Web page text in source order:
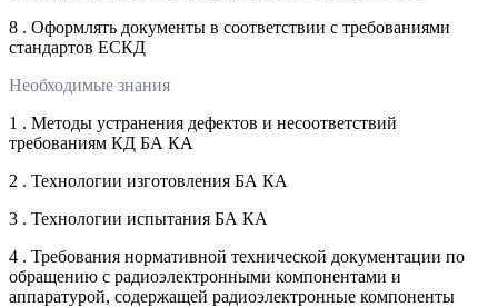
8 . Оформлять документы в соответствии с требованиями
стандартов ЕСКД
Необходимые знания
1 . Методы устранения дефектов и несоответствий
требованиям КД БА КА
2 . Технологии изготовления БА КА
3 . Технологии испытания БА КА
4 . Требования нормативной технической документации по
обращению с радиоэлектронными компонентами и
аппаратурой, содержащей радиоэлектронные компоненты